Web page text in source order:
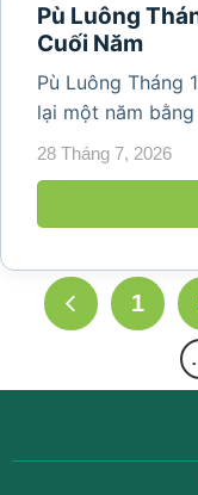
Pù Luông
Cuối Năm
Pù Luông Tháng
lại một năm
nhiên trong lành
khoác lên mình
28 Tháng 7, 2026
1